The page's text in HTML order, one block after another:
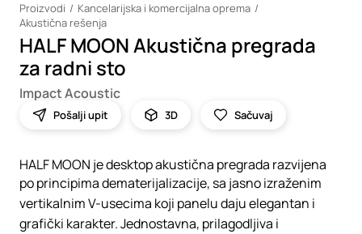
Proizvodi
Kancelarijska i komercijalna oprema
Akustična rešenja
HALF MOON Akustična pregrada
za radni sto
Impact Acoustic
Pošalji upit 3D Sačuvaj
HALF MOON je desktop akustična pregrada razvijena
po principima dematerijalizacije, sa jasno izraženim
vertikalnim V-usecima koji panelu daju elegantan i
grafički karakter. Jednostavna, prilagodljiva i